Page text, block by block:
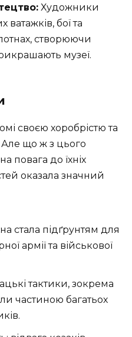
Художники
бої та
створюючи
музеї.
своєю хоробрістю та
що ж з цього
повага до їхніх
оказала значний
стала підґрунтям для
армії та військової
тактики, зокрема
частиною багатьох